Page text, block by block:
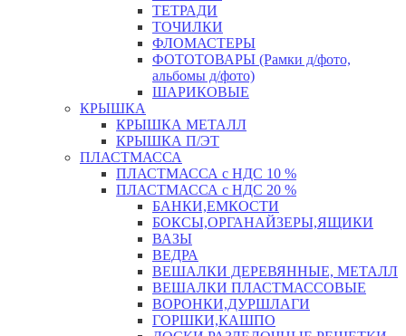
ТЕТРАДИ
ТОЧИЛКИ
ФЛОМАСТЕРЫ
ФОТОТОВАРЫ (Рамки д/фото,
альбомы д/фото)
ШАРИКОВЫЕ
КРЫШКА
КРЫШКА МЕТАЛЛ
КРЫШКА П/ЭТ
ПЛАСТМАССА
ПЛАСТМАССА с НДС 10 %
ПЛАСТМАССА с НДС 20 %
БАНКИ,ЕМКОСТИ
БОКСЫ,ОРГАНАЙЗЕРЫ,ЯЩИКИ
ВАЗЫ
ВЕДРА
ВЕШАЛКИ ДЕРЕВЯННЫЕ, МЕТАЛЛ
ВЕШАЛКИ ПЛАСТМАССОВЫЕ
ВОРОНКИ,ДУРШЛАГИ
ГОРШКИ,КАШПО